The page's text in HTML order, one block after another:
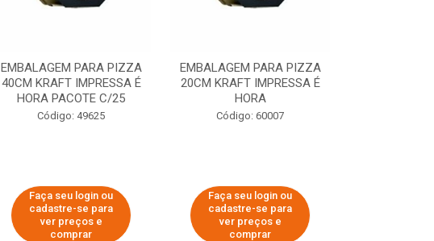
EMBALAGEM PARA PIZZA
40CM KRAFT IMPRESSA É
HORA PACOTE C/25
Código: 49625
Faça seu login ou
cadastre-se para
ver preços e
comprar
EMBALAGEM PARA PIZZA
20CM KRAFT IMPRESSA É
HORA
Código: 60007
Faça seu login ou
cadastre-se para
ver preços e
comprar